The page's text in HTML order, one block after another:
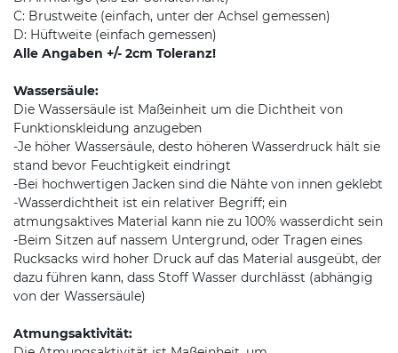
C: Brustweite (einfach, unter der Achsel gemessen)
D: Hüftweite (einfach gemessen)
Alle Angaben +/- 2cm Toleranz!
Wassersäule:
Die Wassersäule ist Maßeinheit um die Dichtheit von
Funktionskleidung anzugeben
-Je höher Wassersäule, desto höheren Wasserdruck hält sie
stand bevor Feuchtigkeit eindringt
-Bei hochwertigen Jacken sind die Nähte von innen geklebt
-Wasserdichtheit ist ein relativer Begriff; ein
atmungsaktives Material kann nie zu 100% wasserdicht sein
-Beim Sitzen auf nassem Untergrund, oder Tragen eines
Rucksacks wird hoher Druck auf das Material ausgeübt, der
dazu führen kann, dass Stoff Wasser durchlässt (abhängig
von der Wassersäule)
Atmungsaktivität: